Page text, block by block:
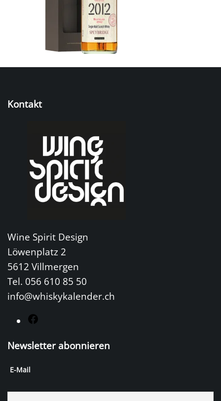
Kontakt
Wine Spirit Design
Löwenplatz 2
5612 Villmergen
Tel. 056 610 85 50
info@whiskykalender.ch
c
o
Newsletter abonnieren
E-Mail